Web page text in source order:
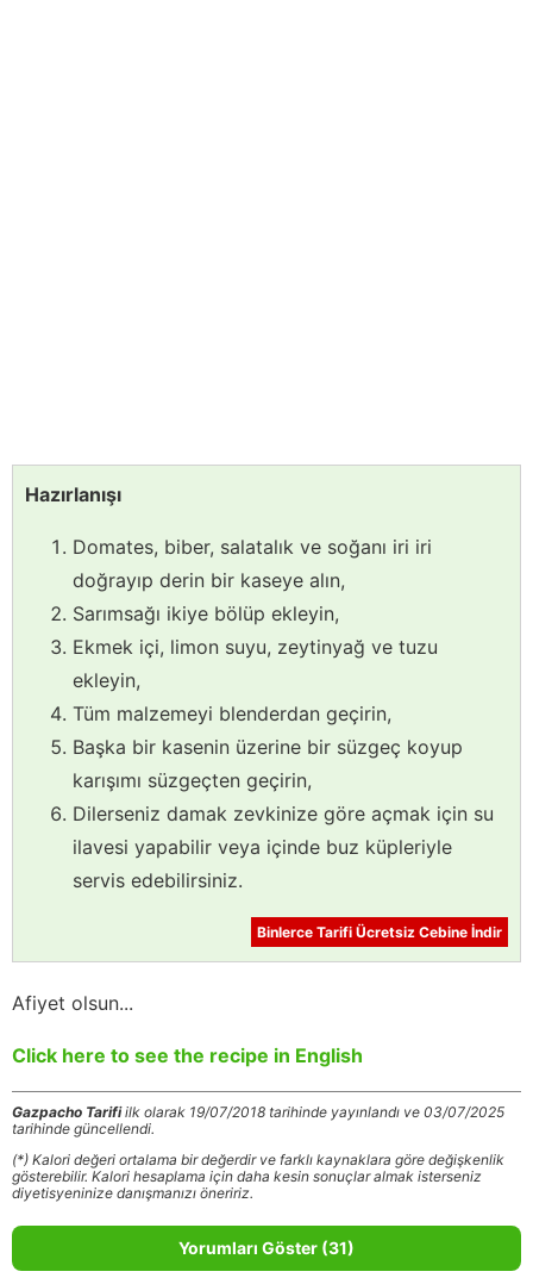
Hazırlanışı
Domates, biber, salatalık ve soğanı iri iri
doğrayıp derin bir kaseye alın,
Sarımsağı ikiye bölüp ekleyin,
Ekmek içi, limon suyu, zeytinyağ ve tuzu
ekleyin,
Tüm malzemeyi blenderdan geçirin,
Başka bir kasenin üzerine bir süzgeç koyup
karışımı süzgeçten geçirin,
Dilerseniz damak zevkinize göre açmak için su
ilavesi yapabilir veya içinde buz küpleriyle
servis edebilirsiniz.
Binlerce Tarifi Ücretsiz Cebine İndir
Afiyet olsun...
Click here to see the recipe in English
Gazpacho Tarifiilk olarak 19/07/2018 tarihinde yayınlandı ve 03/07/2025
tarihinde güncellendi.
(*) Kalori değeri ortalama bir değerdir ve farklı kaynaklara göre değişkenlik
gösterebilir. Kalori hesaplama için daha kesin sonuçlar almak isterseniz
diyetisyeninize danışmanızı öneririz.
Yorumları Göster (31)